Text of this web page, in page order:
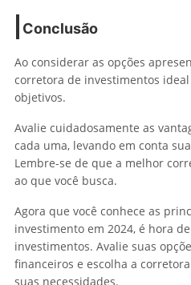
Conclusão
Ao considerar as opções
corretora de investimentos
objetivos.
Avalie cuidadosamente as
cada uma, levando em conta
Lembre-se de que a melhor
ao que você busca.
Agora que você conhece as
investimento em 2024, é hora
investimentos. Avalie suas
financeiros e escolha a
suas necessidades.